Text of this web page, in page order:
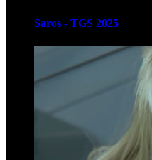
Saros - TGS 2025